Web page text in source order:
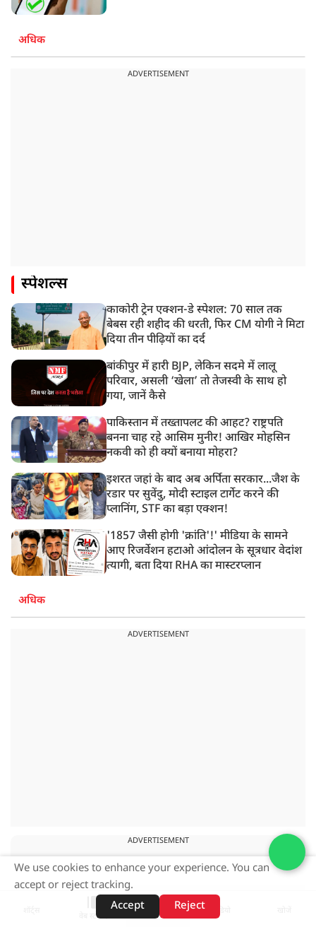
अधिक
ADVERTISEMENT
स्पेशल्स
काकोरी ट्रेन एक्शन-डे स्पेशल: 70 साल तक
बेबस रही शहीद की धरती, फिर CM योगी ने मिटा
दिया तीन पीढ़ियों का दर्द
बांकीपुर में हारी BJP, लेकिन सदमे में लालू
परिवार, असली ‘खेला’ तो तेजस्वी के साथ हो
गया, जानें कैसे
पाकिस्तान में तख्तापलट की आहट? राष्ट्रपति
बनना चाह रहे आसिम मुनीर! आखिर मोहसिन
नकवी को ही क्यों बनाया मोहरा?
इशरत जहां के बाद अब अर्पिता सरकार...जैश के
रडार पर सुवेंदु, मोदी स्टाइल टार्गेट करने की
प्लानिंग, STF का बड़ा एक्शन!
'1857 जैसी होगी 'क्रांति'!' मीडिया के सामने
आए रिजर्वेशन हटाओ आंदोलन के सूत्रधार वेदांश
त्यागी, बता दिया RHA का मास्टरप्लान
अधिक
ADVERTISEMENT
ADVERTISEMENT
वेब स्टोरीज़
We use cookies to enhance your experience. You can
accept or reject tracking.
Accept
Reject